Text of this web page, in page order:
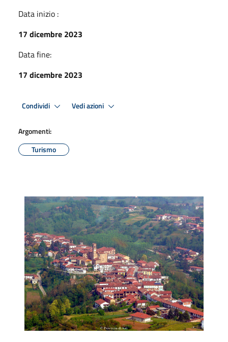
Data inizio :
17 dicembre 2023
Data fine:
17 dicembre 2023
Condividi Vedi azioni
Argomenti:
Turismo